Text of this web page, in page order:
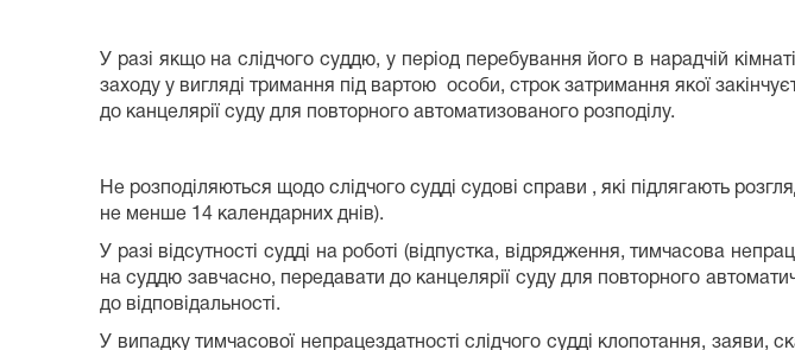
У разі якщо на слідчого суддю, у період перебування його в нарадчій
заходу у вигляді тримання під вартою особи, строк затримання якої
до канцелярії суду для повторного автоматизованого розподілу.
Не розподіляються щодо слідчого судді судові справи , які підлягають
не менше 14 календарних днів).
У разі відсутності судді на роботі (відпустка, відрядження, тимчасова
на суддю завчасно, передавати до канцелярії суду для повторного
до відповідальності.
У випадку тимчасової непрацездатності слідчого судді клопотання,